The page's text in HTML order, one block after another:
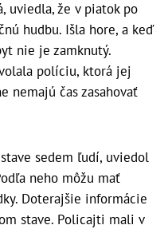
uviedla, že v piatok po
hudbu. Išla hore, a keď
nie je zamknutý.
políciu, ktorá jej
nemajú čas zasahovať
sedem ľudí, uviedol
neho môžu mať
Doterajšie informácie
stave. Policajti mali v